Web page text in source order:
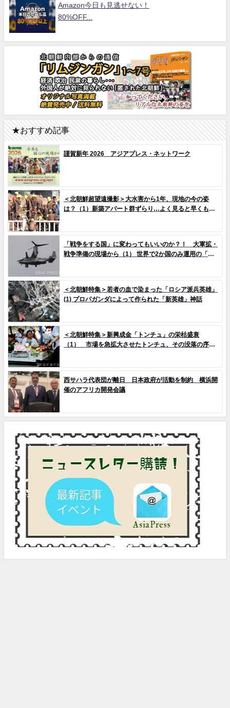
Amazon今日も見逃せない！
80%OFF...
★おすすめ記事
謹賀新年 2026 アジアプレス・ネットワーク
＜北朝鮮超望遠撮影＞大水害から1年、現地の今の姿
は？（1）新築アパート群ずらり…よく見ると早くもタ
「戦争をする国」に変わってもいいのか？！ 大軍拡・
戦争準備の現場から（1） 世界で2か国のみ運用の「欠
＜北朝鮮特集＞若者の血で染まった「ロシア派兵英雄」
(1) プロパガンダによって作られた「新英雄」神話
＜北朝鮮特集＞新興成金「トンチュ」の栄枯盛衰
（1） 市場を急拡大させたトンチュ、その没落の序幕
西サハラ代表団が離日 日本政府が活動を制約 横浜開
催のアフリカ開発会議